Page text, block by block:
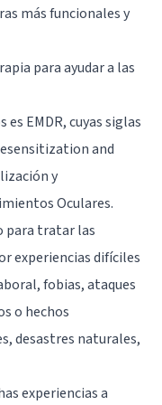
más funcionales y
para ayudar a las
es EMDR, cuyas siglas
and
y
Oculares.
para tratar las
experiencias difíciles
fobias, ataques
o hechos
desastres naturales,
experiencias a